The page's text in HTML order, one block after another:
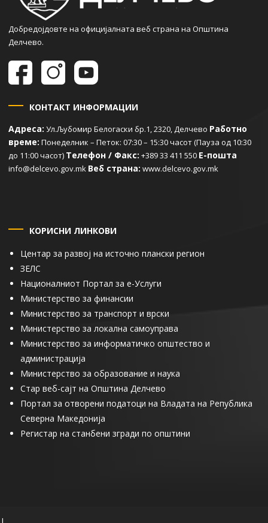
Добредојдовте на официјалната веб страна на Општина
Делчево.
КОНТАКТ ИНФОРМАЦИИ
Адреса: Ул.Љубомир Белогаски бр.1, 2320, Делчево Работно
време: Понеделник – Петок: 07:30 – 15:30 часот (Пауза од 10:30
до 11:00 часот) Телефон / Факс: +389 33 411 550 Е-пошта
info@delcevo.gov.mk Веб страна: www.delcevo.gov.mk
КОРИСНИ ЛИНКОВИ
Центар за развој на источно плански регион
ЗЕЛС
Националниот Портал за е-Услуги
Министерство за финансии
Министерство за транспорт и врски
Министерство за локална самоуправа
Министерство за информатичко општество и
администрација
Министерство за образование и наука
Стар веб-сајт на Општина Делчево
Портал за отворени податоци на Владата на Република
Северна Македонија
Регистар на станбени згради по општини